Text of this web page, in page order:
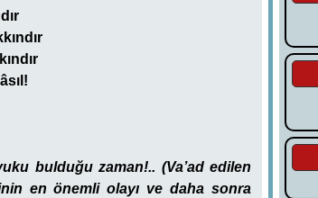
bulduğu zaman!.. (Va’ad edilen
en önemli olayı ve daha sonra